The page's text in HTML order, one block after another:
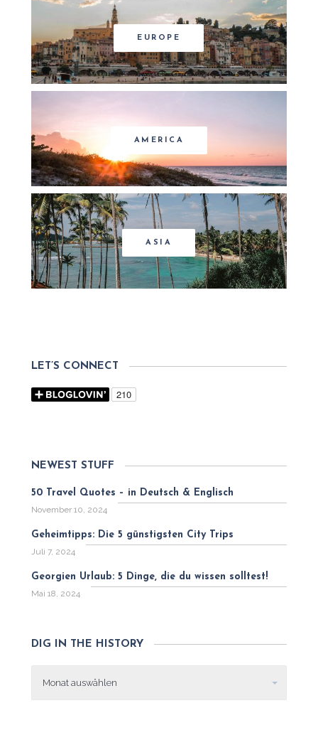
EUROPE
AMERICA
ASIA
LET’S CONNECT
NEWEST STUFF
50 Travel Quotes – in Deutsch & Englisch
November 10, 2024
Geheimtipps: Die 5 günstigsten City Trips
Juli 7, 2024
Georgien Urlaub: 5 Dinge, die du wissen solltest!
Mai 18, 2024
DIG IN THE HISTORY